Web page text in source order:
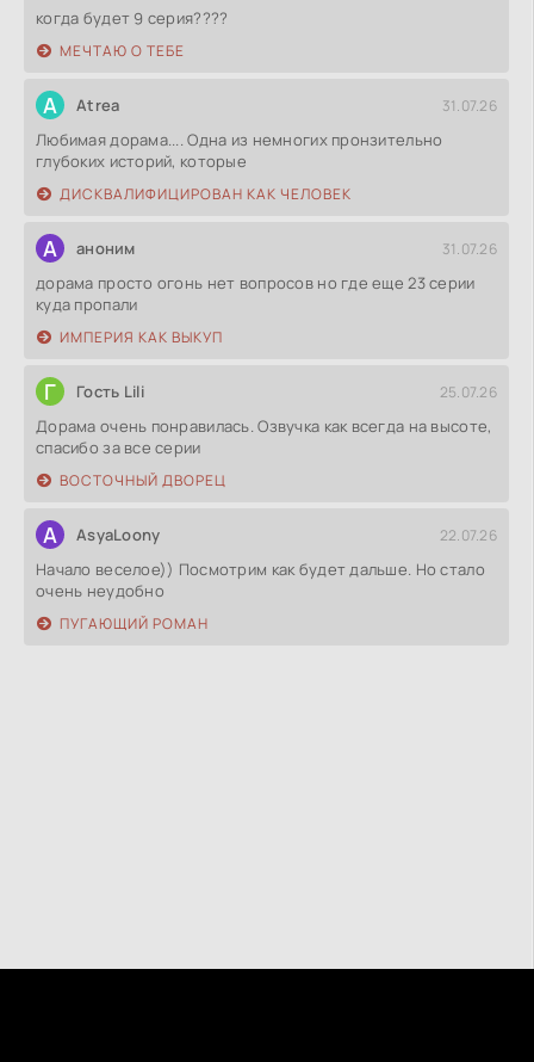
когда будет 9 серия????
МЕЧТАЮ О ТЕБЕ
A Atrea 31.07.26
Любимая дорама.... Одна из немногих пронзительно
глубоких историй, которые
ДИСКВАЛИФИЦИРОВАН КАК ЧЕЛОВЕК
А аноним 31.07.26
дорама просто огонь нет вопросов но где еще 23 серии
куда пропали
ИМПЕРИЯ КАК ВЫКУП
Г Гость Lili 25.07.26
Дорама очень понравилась. Озвучка как всегда на высоте,
спасибо за все серии
ВОСТОЧНЫЙ ДВОРЕЦ
A AsyaLoony 22.07.26
Начало веселое)) Посмотрим как будет дальше. Но стало
очень неудобно
ПУГАЮЩИЙ РОМАН